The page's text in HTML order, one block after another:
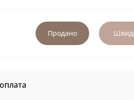
Продано